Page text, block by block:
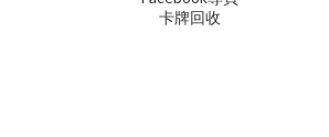
卡牌回收